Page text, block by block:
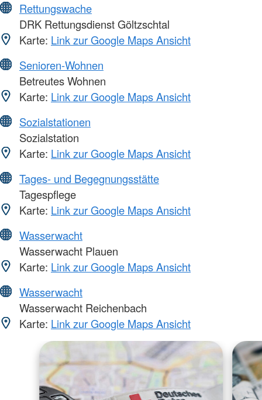
Rettungswache
DRK Rettungsdienst Göltzschtal
Karte: Link zur Google Maps Ansicht
Senioren-Wohnen
Betreutes Wohnen
Karte: Link zur Google Maps Ansicht
Sozialstationen
Sozialstation
Karte: Link zur Google Maps Ansicht
Tages- und Begegnungsstätte
Tagespflege
Karte: Link zur Google Maps Ansicht
Wasserwacht
Wasserwacht Plauen
Karte: Link zur Google Maps Ansicht
Wasserwacht
Wasserwacht Reichenbach
Karte: Link zur Google Maps Ansicht